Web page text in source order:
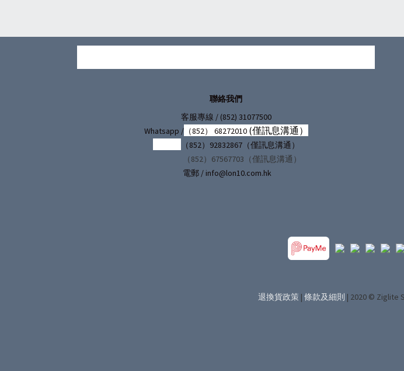
聯絡我們
客服專線 / (852) 31077500
Whatsapp /（852） 68272010 (僅訊息溝通）
（852）92832867（僅訊息溝通）
（852）67567703（僅訊息溝通）
電郵 / info@lon10.com.hk
退換貨政策 | 條款及細則 | 2020 © Ziglite